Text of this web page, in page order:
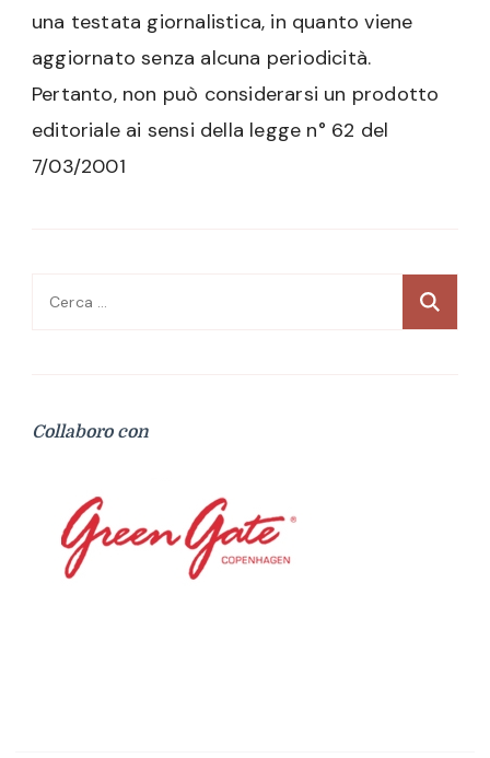
una testata giornalistica, in quanto viene
aggiornato senza alcuna periodicità.
Pertanto, non può considerarsi un prodotto
editoriale ai sensi della legge n° 62 del
7/03/2001
Ricerca
Collaboro con